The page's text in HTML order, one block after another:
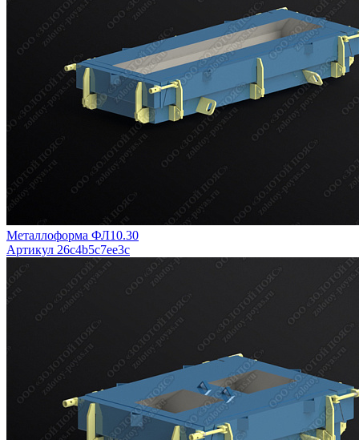
Металлоформа ФЛ10.30
Артикул 26c4b5c7ee3c